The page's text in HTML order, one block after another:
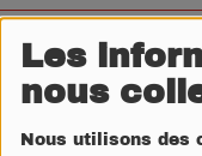
Les
nous
Nous utilisons des